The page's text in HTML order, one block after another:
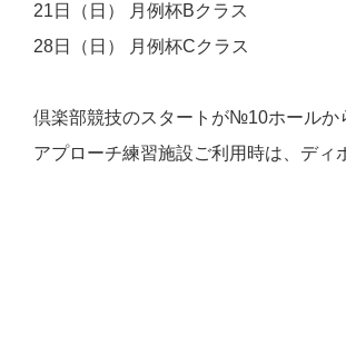
21日（日） 月例杯Bクラス
28日（日） 月例杯Cクラス
倶楽部競技のスタートが№10ホールか
アプローチ練習施設ご利用時は、デ